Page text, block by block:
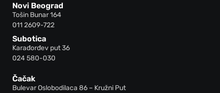
Novi Beograd
Tošin Bunar 164
011 2609-722
Subotica
Karađorđev put 36
024 580-030
Čačak
Bulevar Oslobodilaca 86 – Kružni Put